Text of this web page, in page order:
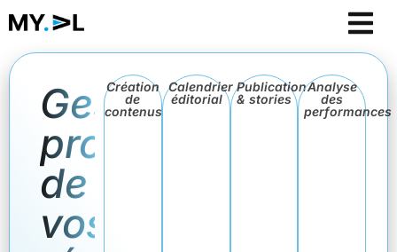
Gestion
professionnelle
de
vos
Création
de
contenus
Calendrier
éditorial
Publication
& stories
Analyse
des
performances